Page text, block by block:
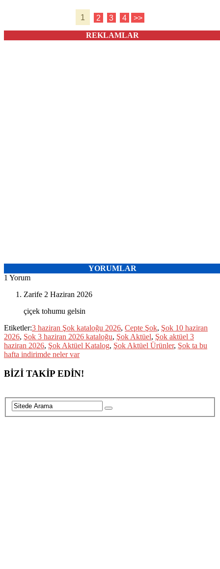
1 2 3 4 >>
REKLAMLAR
YORUMLAR
1 Yorum
Zarife 2 Haziran 2026
çiçek tohumu gelsin
Etiketler:3 haziran Şok kataloğu 2026, Cepte Şok, Şok 10 haziran
2026, Şok 3 haziran 2026 kataloğu, Şok Aktüel, Şok aktüel 3
haziran 2026, Şok Aktüel Katalog, Şok Aktüel Ürünler, Şok ta bu
hafta indirimde neler var
BİZİ TAKİP EDİN!